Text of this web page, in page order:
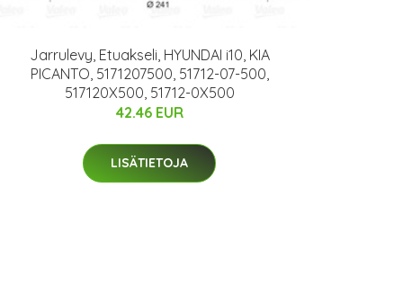
Jarrulevy, Etuakseli, HYUNDAI i10, KIA
PICANTO, 5171207500, 51712-07-500,
517120X500, 51712-0X500
42.46 EUR
LISÄTIETOJA